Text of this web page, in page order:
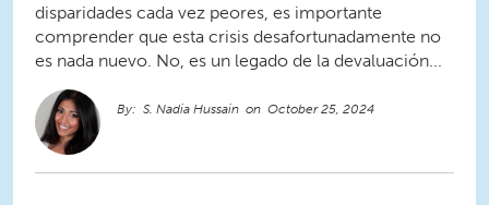
disparidades cada vez peores, es importante
comprender que esta crisis desafortunadamente no
es nada nuevo. No, es un legado de la devaluación...
S. Nadia Hussain October 25, 2024